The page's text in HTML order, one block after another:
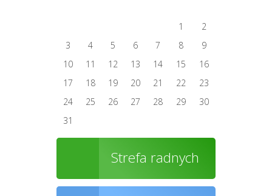
1
2
3
4 5 6 7 8
9
10
11 12 13 14 15
16
17
18 19 20 21 22
23
24
25 26 27 28 29
30
31
Strefa radnych